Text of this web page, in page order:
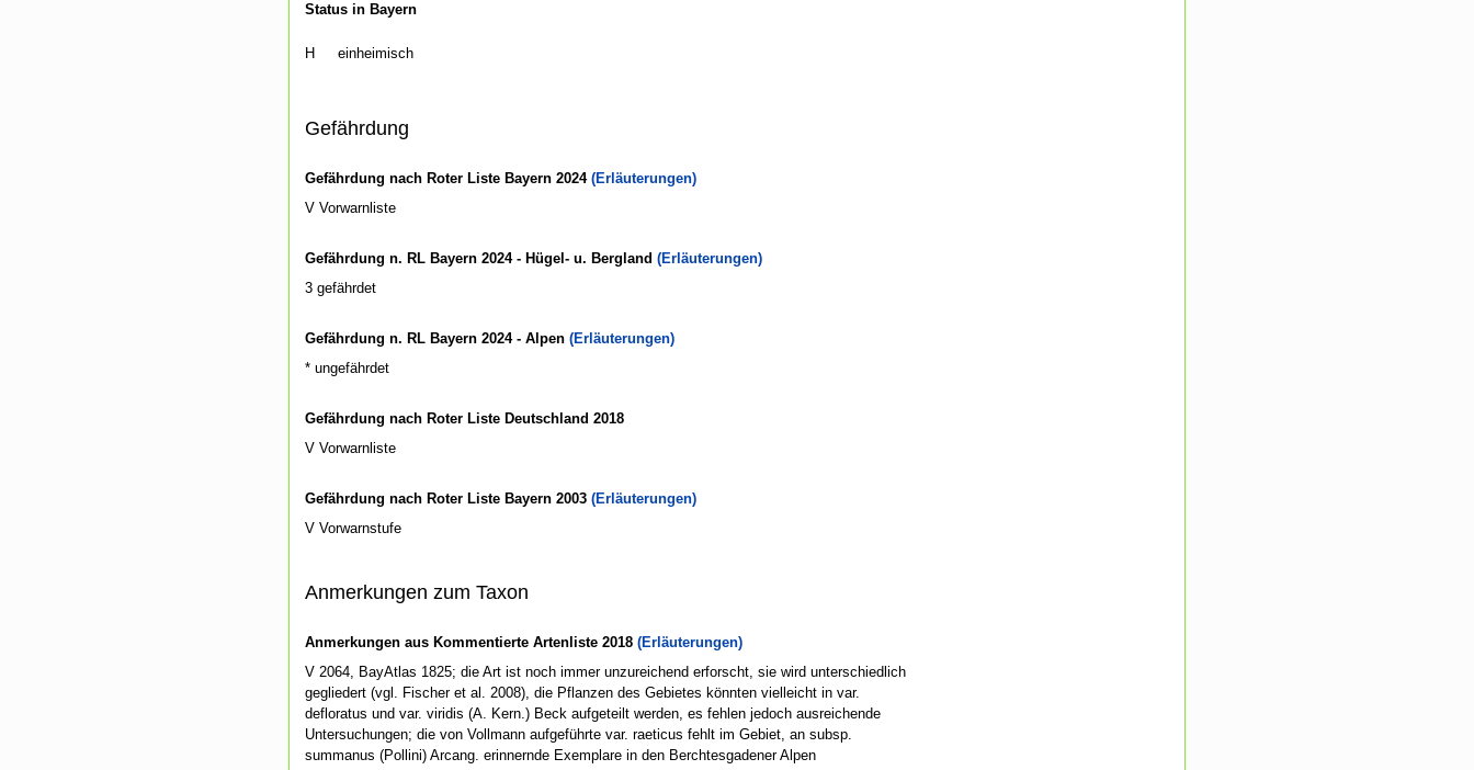
Status in Bayern
H einheimisch
Gefährdung
Gefährdung nach Roter Liste Bayern 2024 (Erläuterungen)
V Vorwarnliste
Gefährdung n. RL Bayern 2024 - Hügel- u. Bergland (Erläuterungen)
3 gefährdet
Gefährdung n. RL Bayern 2024 - Alpen (Erläuterungen)
* ungefährdet
Gefährdung nach Roter Liste Deutschland 2018
V Vorwarnliste
Gefährdung nach Roter Liste Bayern 2003 (Erläuterungen)
V Vorwarnstufe
Anmerkungen zum Taxon
Anmerkungen aus Kommentierte Artenliste 2018 (Erläuterungen)
V 2064, BayAtlas 1825; die Art ist noch immer unzureichend erforscht, sie wird unterschiedlich
gegliedert (vgl. Fischer et al. 2008), die Pflanzen des Gebietes könnten vielleicht in var.
defloratus und var. viridis (A. Kern.) Beck aufgeteilt werden, es fehlen jedoch ausreichende
Untersuchungen; die von Vollmann aufgeführte var. raeticus fehlt im Gebiet, an subsp.
summanus (Pollini) Arcang. erinnernde Exemplare in den Berchtesgadener Alpen